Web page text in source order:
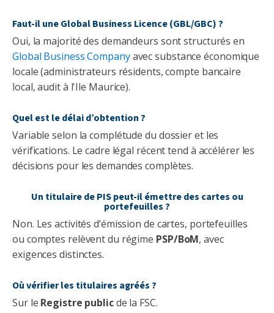
Faut-il une Global Business Licence (GBL/GBC) ?
Oui, la majorité des demandeurs sont structurés en
Global Business Companyavec substance économique
locale (administrateurs résidents, compte bancaire
local, audit à l'Ile Maurice).
Quel est le délai d’obtention ?
Variable selon la complétude du dossier et les
vérifications. Le cadre légal récent tend à accélérer les
décisions pour les demandes complètes.
Un titulaire de PIS peut-il émettre des cartes ou
portefeuilles ?
Non. Les activités d’émission de cartes, portefeuilles
ou comptes relèvent du régime PSP/BoM, avec
exigences distinctes.
Où vérifier les titulaires agréés ?
Sur le Registre publicde la FSC.